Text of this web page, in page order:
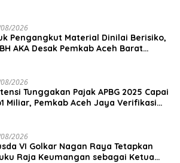
2026
Pengangkut Material Dinilai Berisiko,
AKA Desak Pemkab Aceh Barat
2026
Tunggakan Pajak APBG 2025 Capai
Miliar, Pemkab Aceh Jaya Verifikasi
2026
VI Golkar Nagan Raya Tetapkan
Raja Keumangan sebagai Ketua